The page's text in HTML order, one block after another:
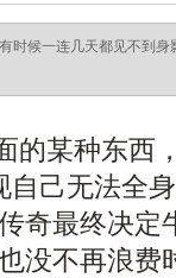
时候一连几天都见不到
的某种东西
自己无法全
奇最终决定
没不再浪费